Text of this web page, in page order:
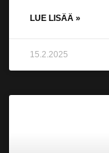
LUE LISÄÄ »
15.2.2025